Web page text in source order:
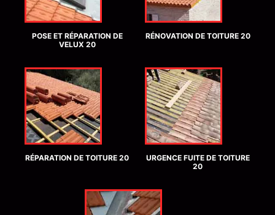
POSE ET RÉPARATION DE
VELUX 20
RÉNOVATION DE TOITURE 20
RÉPARATION DE TOITURE 20
URGENCE FUITE DE TOITURE
20